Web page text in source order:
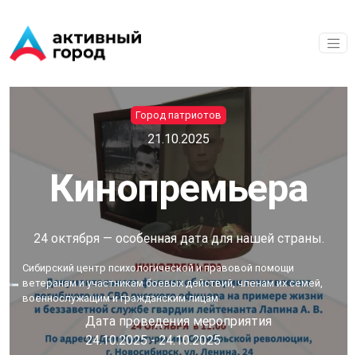
Город патриотов
21.10.2025
Кинопремьера
24 октября — особенная дата для нашей страны.
Сибирский центр психологической и правовой помощи
ветеранам и участникам боевых действий, членам их семей,
военнослужащим и гражданским лицам
Дата проведения мероприятия
24.10.2025-24.10.2025